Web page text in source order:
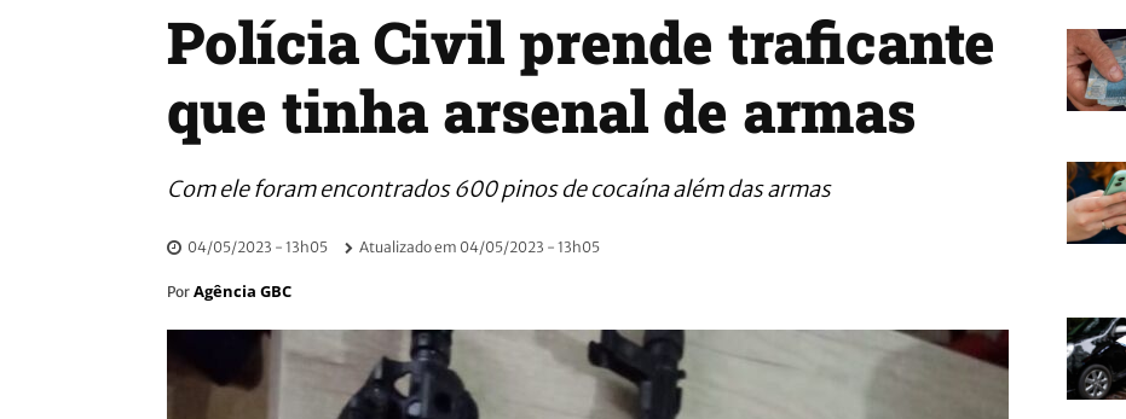
Polícia Civil prende traficante
que tinha arsenal de armas
Com ele foram encontrados 600 pinos de cocaína além das armas
04/05/2023 - 13h05 Atualizado em 04/05/2023 - 13h05
Por Agência GBC